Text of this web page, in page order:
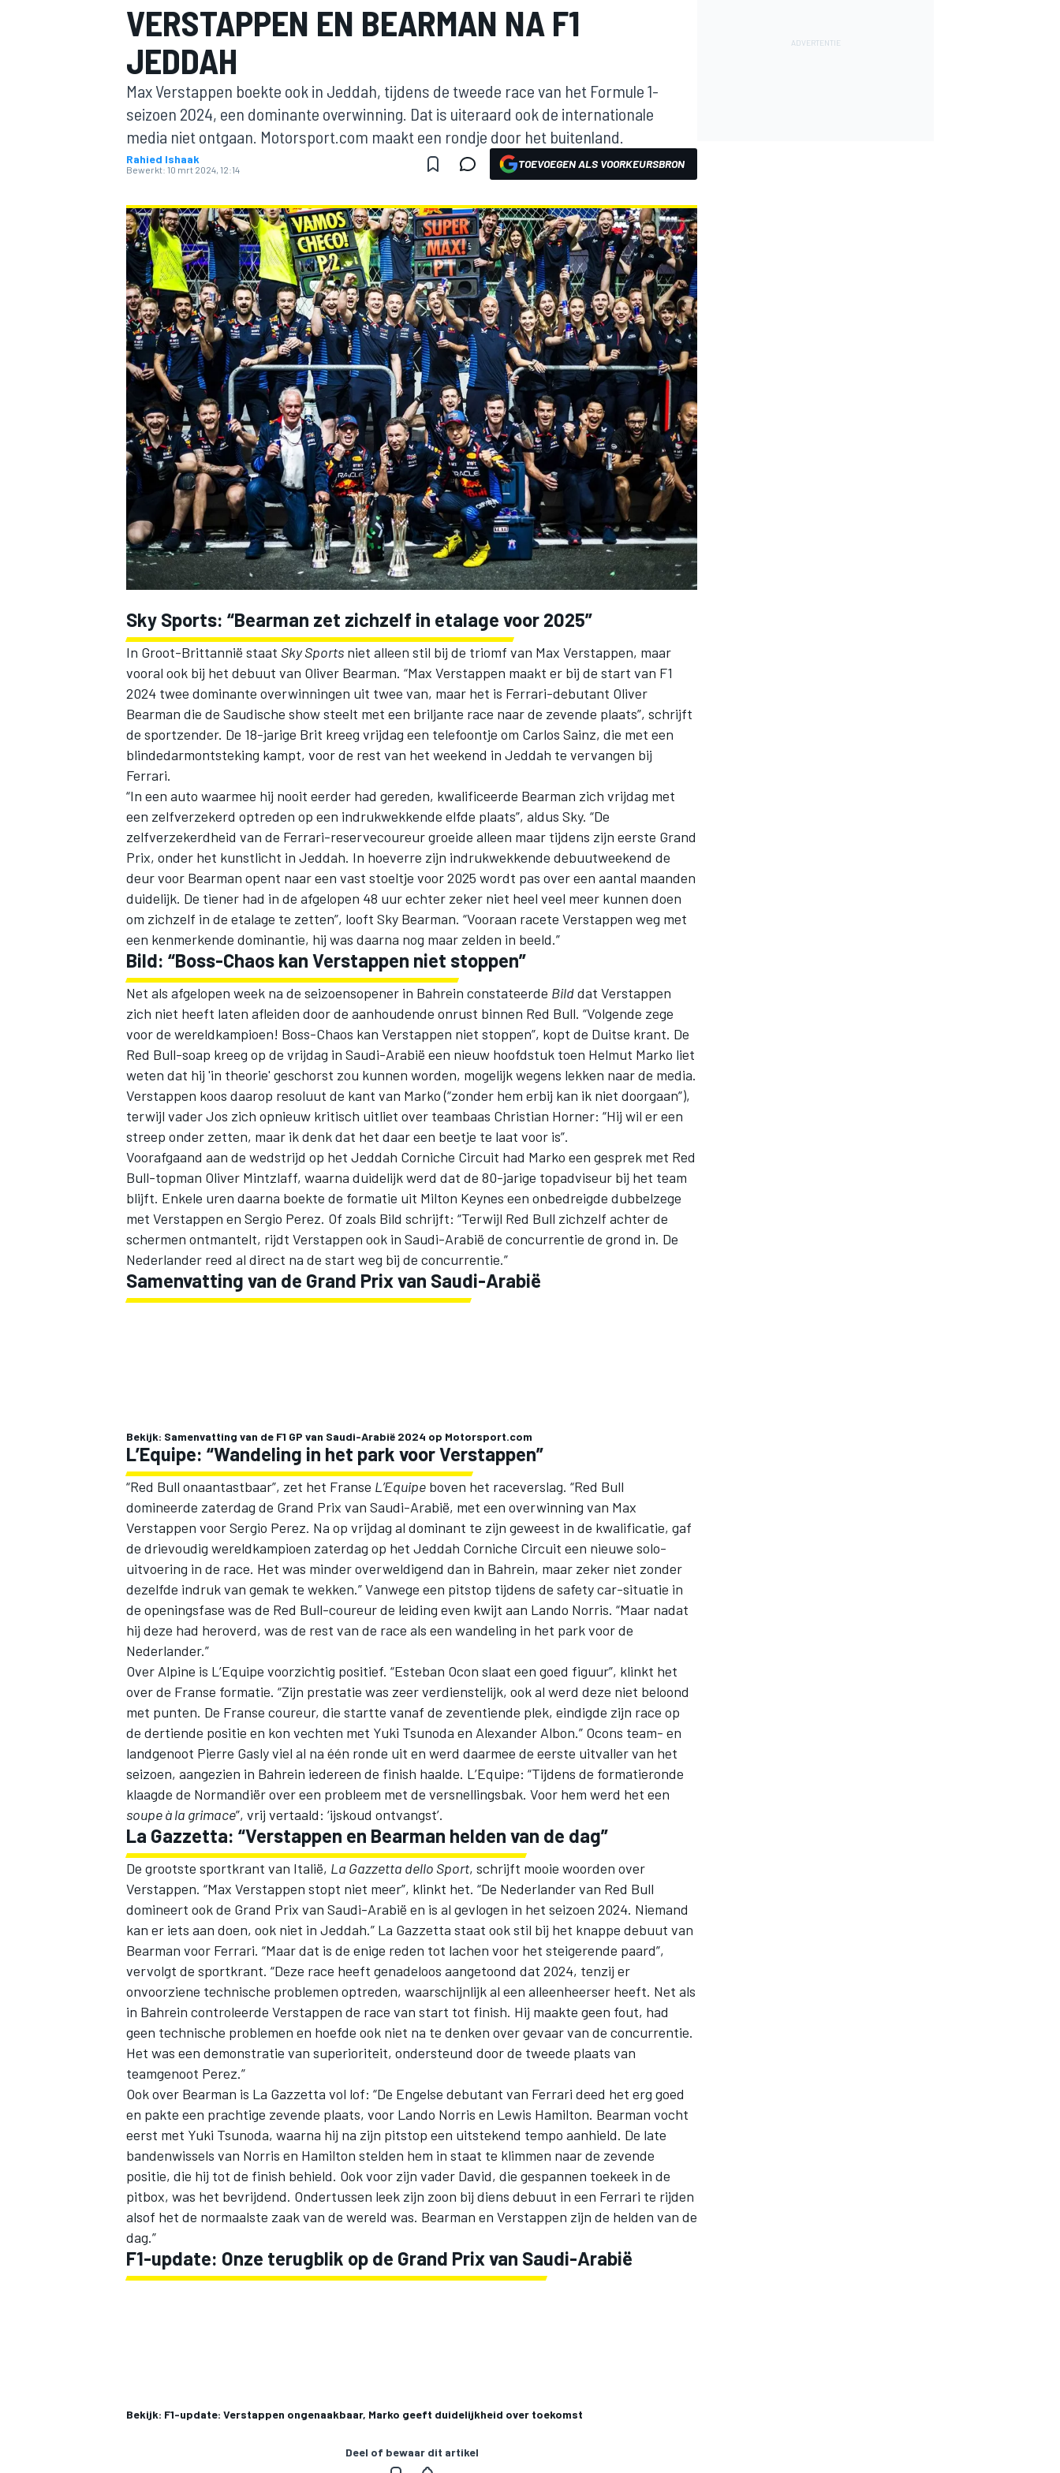
MOTOGP
INDYCAR
WEC DTM
MEER RACEKLASSEN
VERSTAPPEN EN BEARMAN NA F1
JEDDAH
Max Verstappen boekte ook in Jeddah, tijdens de tweede race van het Formule 1-
seizoen 2024, een dominante overwinning. Dat is uiteraard ook de internationale
media niet ontgaan. Motorsport.com maakt een rondje door het buitenland.
Rahied Ishaak
Bewerkt: 10 mrt 2024, 12:14 TOEVOEGEN ALS VOORKEURSBRON
Sky Sports: “Bearman zet zichzelf in etalage voor 2025”
In Groot-Brittannië staat Sky Sports niet alleen stil bij de triomf van Max Verstappen, maar
vooral ook bij het debuut van Oliver Bearman. “Max Verstappen maakt er bij de start van F1
2024 twee dominante overwinningen uit twee van, maar het is Ferrari-debutant Oliver
Bearman die de Saudische show steelt met een briljante race naar de zevende plaats”, schrijft
de sportzender. De 18-jarige Brit kreeg vrijdag een telefoontje om Carlos Sainz, die met een
blindedarmontsteking kampt, voor de rest van het weekend in Jeddah te vervangen bij
Ferrari.
“In een auto waarmee hij nooit eerder had gereden, kwalificeerde Bearman zich vrijdag met
een zelfverzekerd optreden op een indrukwekkende elfde plaats”, aldus Sky. “De
zelfverzekerdheid van de Ferrari-reservecoureur groeide alleen maar tijdens zijn eerste Grand
Prix, onder het kunstlicht in Jeddah. In hoeverre zijn indrukwekkende debuutweekend de
deur voor Bearman opent naar een vast stoeltje voor 2025 wordt pas over een aantal maanden
duidelijk. De tiener had in de afgelopen 48 uur echter zeker niet heel veel meer kunnen doen
om zichzelf in de etalage te zetten”, looft Sky Bearman. “Vooraan racete Verstappen weg met
een kenmerkende dominantie, hij was daarna nog maar zelden in beeld.”
Bild: “Boss-Chaos kan Verstappen niet stoppen”
Net als afgelopen week na de seizoensopener in Bahrein constateerde Bilddat Verstappen
zich niet heeft laten afleiden door de aanhoudende onrust binnen Red Bull. “Volgende zege
voor de wereldkampioen! Boss-Chaos kan Verstappen niet stoppen”, kopt de Duitse krant. De
Red Bull-soap kreeg op de vrijdag in Saudi-Arabië een nieuw hoofdstuk toen Helmut Marko liet
weten dat hij 'in theorie' geschorst zou kunnen worden, mogelijk wegens lekken naar de media.
Verstappen koos daarop resoluut de kant van Marko (“zonder hem erbij kan ik niet doorgaan”),
terwijl vader Jos zich opnieuw kritisch uitliet over teambaas Christian Horner: “Hij wil er een
streep onder zetten, maar ik denk dat het daar een beetje te laat voor is”.
Voorafgaand aan de wedstrijd op het Jeddah Corniche Circuit had Marko een gesprek met Red
Bull-topman Oliver Mintzlaff, waarna duidelijk werd dat de 80-jarige topadviseur bij het team
blijft. Enkele uren daarna boekte de formatie uit Milton Keynes een onbedreigde dubbelzege
met Verstappen en Sergio Perez. Of zoals Bild schrijft: “Terwijl Red Bull zichzelf achter de
schermen ontmantelt, rijdt Verstappen ook in Saudi-Arabië de concurrentie de grond in. De
Nederlander reed al direct na de start weg bij de concurrentie.”
Samenvatting van de Grand Prix van Saudi-Arabië
Bekijk: Samenvatting van de F1 GP van Saudi-Arabië 2024 op Motorsport.com
L’Equipe: “Wandeling in het park voor Verstappen”
“Red Bull onaantastbaar”, zet het Franse L’Equipe boven het raceverslag. “Red Bull
domineerde zaterdag de Grand Prix van Saudi-Arabië, met een overwinning van Max
Verstappen voor Sergio Perez. Na op vrijdag al dominant te zijn geweest in de kwalificatie, gaf
de drievoudig wereldkampioen zaterdag op het Jeddah Corniche Circuit een nieuwe solo-
uitvoering in de race. Het was minder overweldigend dan in Bahrein, maar zeker niet zonder
dezelfde indruk van gemak te wekken.” Vanwege een pitstop tijdens de safety car-situatie in
de openingsfase was de Red Bull-coureur de leiding even kwijt aan Lando Norris. “Maar nadat
hij deze had heroverd, was de rest van de race als een wandeling in het park voor de
Nederlander.”
Over Alpine is L’Equipe voorzichtig positief. “Esteban Ocon slaat een goed figuur”, klinkt het
over de Franse formatie. “Zijn prestatie was zeer verdienstelijk, ook al werd deze niet beloond
met punten. De Franse coureur, die startte vanaf de zeventiende plek, eindigde zijn race op
de dertiende positie en kon vechten met Yuki Tsunoda en Alexander Albon.” Ocons team- en
landgenoot Pierre Gaslyviel al na één ronde uit en werd daarmee de eerste uitvaller van het
seizoen, aangezien in Bahrein iedereen de finish haalde. L’Equipe: “Tijdens de formatieronde
klaagde de Normandiër over een probleem met de versnellingsbak. Voor hem werd het een
soupe à la grimace”, vrij vertaald: ‘ijskoud ontvangst’.
La Gazzetta: “Verstappen en Bearman helden van de dag”
De grootste sportkrant van Italië, La Gazzetta dello Sport, schrijft mooie woorden over
Verstappen. “Max Verstappen stopt niet meer”, klinkt het. “De Nederlander van Red Bull
domineert ook de Grand Prix van Saudi-Arabië en is al gevlogen in het seizoen 2024. Niemand
kan er iets aan doen, ook niet in Jeddah.” La Gazzetta staat ook stil bij het knappe debuut van
Bearman voor Ferrari. “Maar dat is de enige reden tot lachen voor het steigerende paard”,
vervolgt de sportkrant. “Deze race heeft genadeloos aangetoond dat 2024, tenzij er
onvoorziene technische problemen optreden, waarschijnlijk al een alleenheerser heeft. Net als
in Bahrein controleerde Verstappen de race van start tot finish. Hij maakte geen fout, had
geen technische problemen en hoefde ook niet na te denken over gevaar van de concurrentie.
Het was een demonstratie van superioriteit, ondersteund door de tweede plaats van
teamgenoot Perez.”
Ook over Bearman is La Gazzetta vol lof: “De Engelse debutant van Ferrari deed het erg goed
en pakte een prachtige zevende plaats, voor Lando Norris en Lewis Hamilton. Bearman vocht
eerst met Yuki Tsunoda, waarna hij na zijn pitstop een uitstekend tempo aanhield. De late
bandenwissels van Norris en Hamilton stelden hem in staat te klimmen naar de zevende
positie, die hij tot de finish behield. Ook voor zijn vader David, die gespannen toekeek in de
pitbox, was het bevrijdend. Ondertussen leek zijn zoon bij diens debuut in een Ferrari te rijden
alsof het de normaalste zaak van de wereld was. Bearman en Verstappen zijn de helden van de
dag.”
F1-update: Onze terugblik op de Grand Prix van Saudi-Arabië
Bekijk: F1-update: Verstappen ongenaakbaar, Marko geeft duidelijkheid over toekomst
Deel of bewaar dit artikel